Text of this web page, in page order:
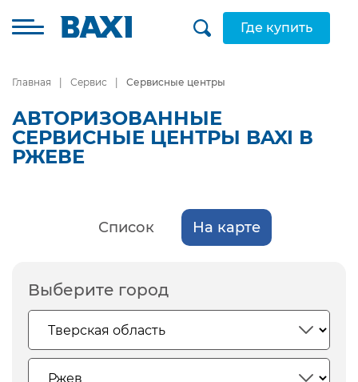
Где купить
Главная Сервис Сервисные центры
АВТОРИЗОВАННЫЕ
СЕРВИСНЫЕ ЦЕНТРЫ BAXI В
РЖЕВЕ
Список На карте
Выберите город